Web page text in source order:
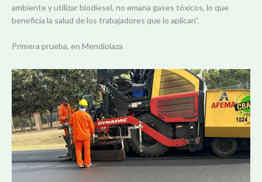
ambiente y utilizar biodiesel, no emana gases tóxicos, lo que
beneficia la salud de los trabajadores que lo aplican”.
Primera prueba, en Mendiolaza